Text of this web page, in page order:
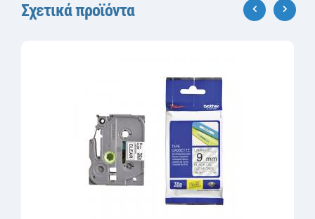
Σχετικά προϊόντα